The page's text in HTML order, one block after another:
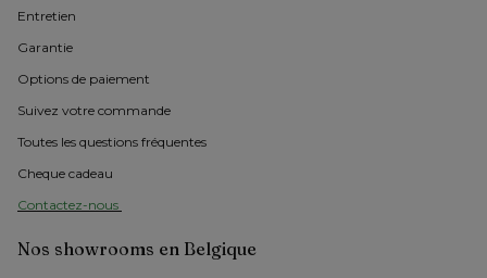
Entretien
Garantie
Options de paiement
Suivez votre commande
Toutes les questions fréquentes
Cheque cadeau
Contactez-nous
Nos showrooms en Belgique